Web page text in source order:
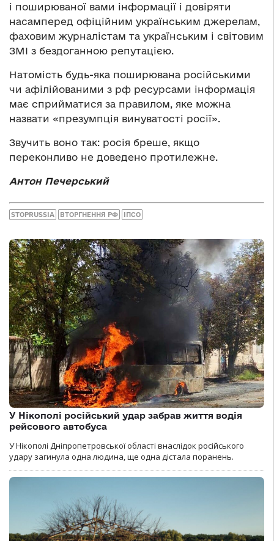
і поширюваної вами інформації і довіряти
насамперед офіційним українським джерелам,
фаховим журналістам та українським і світовим
ЗМІ з бездоганною репутацією.
Натомість будь-яка поширювана російськими
чи афілійованими з рф ресурсами інформація
має сприйматися за правилом, яке можна
назвати «презумпція винуватості росії».
Звучить воно так: росія бреше, якщо
переконливо не доведено протилежне.
Антон Печерський
STOPRUSSIA ВТОРГНЕННЯ РФ ІПСО
У Нікополі російський удар забрав життя водія
рейсового автобуса
У Нікополі Дніпропетровської області внаслідок російського
удару загинула одна людина, ще одна дістала поранень.